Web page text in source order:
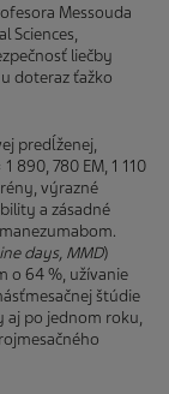
Messouda
Sciences,
liečby
doteraz ťažko
predĺženej,
890, 780 EM, 1 110
výrazné
a zásadné
days, MMD)
o 64 %, užívanie
štúdie
aj po jednom roku,